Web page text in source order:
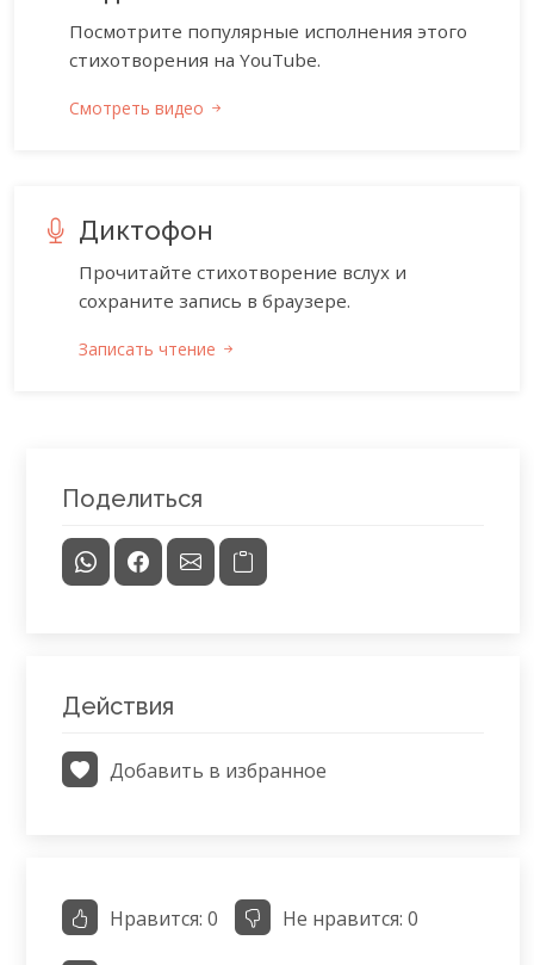
Посмотрите популярные исполнения этого
стихотворения на YouTube.
Смотреть видео
Диктофон
Прочитайте стихотворение вслух и
сохраните запись в браузере.
Записать чтение
Поделиться
Действия
Добавить в избранное
Нравится: 0 Не нравится: 0